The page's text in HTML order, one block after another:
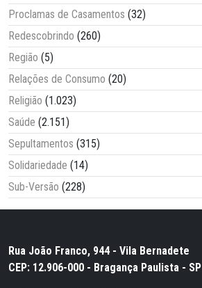
Proclamas de Casamentos (32)
Redescobrindo (260)
Região (5)
Relações de Consumo (20)
Religião (1.023)
Saúde (2.151)
Sepultamentos (315)
Solidariedade (14)
Sub-Versão (228)
Rua João Franco, 944 - Vila Bernadete
CEP: 12.906-000 - Bragança Paulista - SP